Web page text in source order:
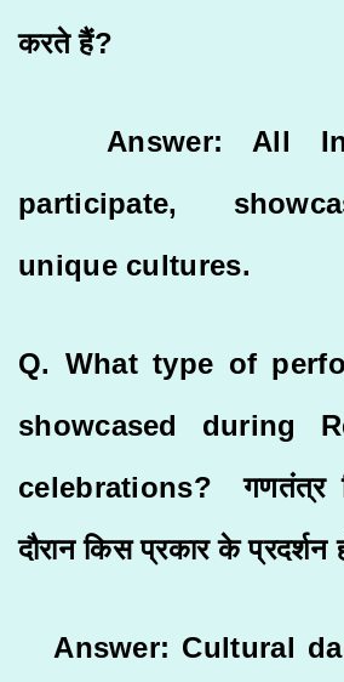
करते हैं?
Answer: All
participate,
unique cultures.
Q. What type of
showcased during
celebrations? गणतंत्र
दौरान किस प्रकार के प्रदर्शन
Answer: Cultural